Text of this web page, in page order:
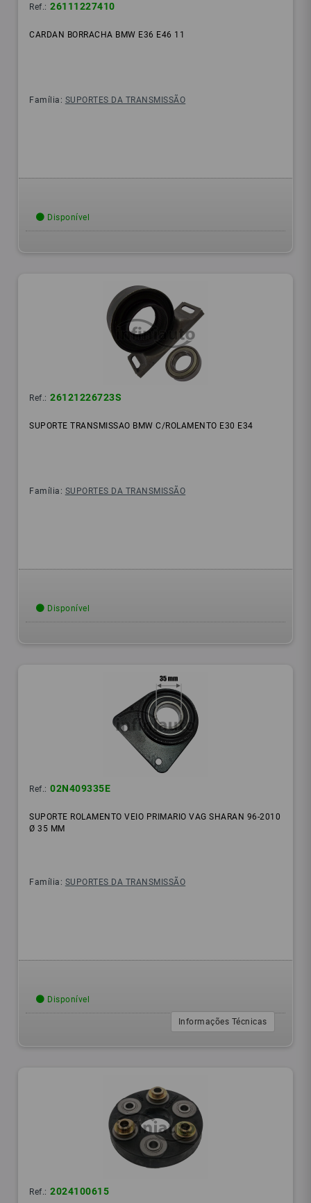
Ref.: 26111227410
CARDAN BORRACHA BMW E36 E46 11
Família: SUPORTES DA TRANSMISSÃO
Disponível
Ref.: 26121226723S
SUPORTE TRANSMISSAO BMW C/ROLAMENTO E30 E34
Família: SUPORTES DA TRANSMISSÃO
Disponível
Ref.: 02N409335E
SUPORTE ROLAMENTO VEIO PRIMARIO VAG SHARAN 96-2010
Ø 35 MM
Família: SUPORTES DA TRANSMISSÃO
Disponível
Informações Técnicas
Ref.: 2024100615